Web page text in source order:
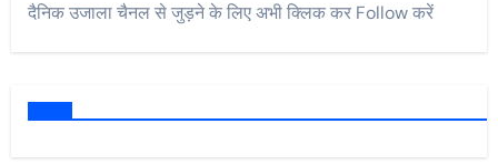
दैनिक उजाला चैनल से जुड़ने के लिए अभी क्लिक कर Follow करें